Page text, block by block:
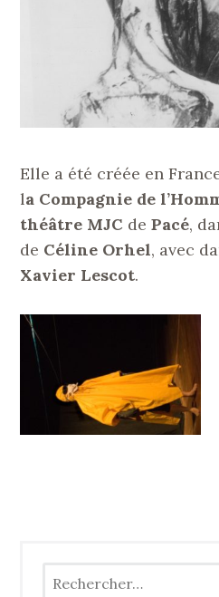
Elle a été créée en
la Compagnie de
théâtre MJC dePacé,
de Céline Orhel, avec
Xavier Lescot.